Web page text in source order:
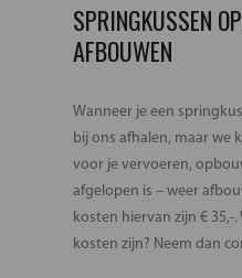
SPRINGKUSSEN
AFBOUWEN
Wanneer je een
bij ons afhalen, maar we
voor je vervoeren,
afgelopen is – weer
kosten hiervan zijn € 35,-
kosten zijn? Neem dan